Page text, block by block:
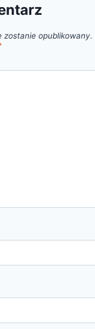
zostanie opublikowany.